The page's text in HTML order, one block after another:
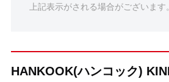
上記表示がされる場合がございます
HANKOOK(ハンコック)